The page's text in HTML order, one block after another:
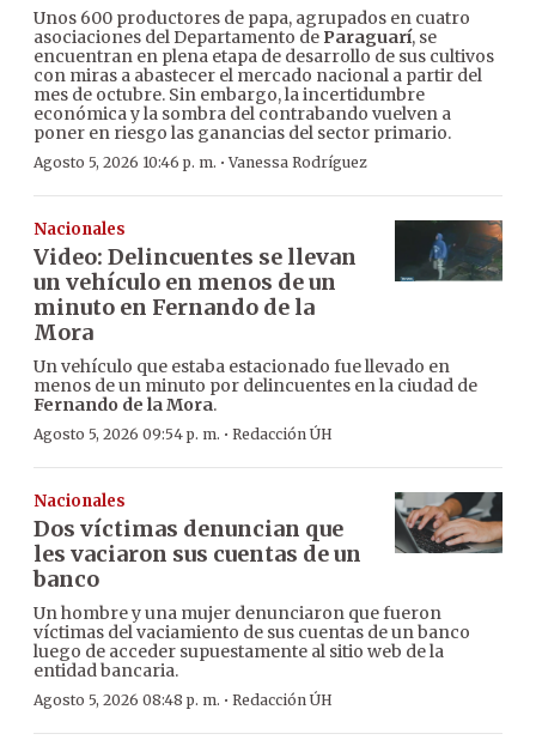
Unos 600 productores de papa, agrupados en cuatro
asociaciones del Departamento de Paraguarí, se
encuentran en plena etapa de desarrollo de sus cultivos
con miras a abastecer el mercado nacional a partir del
mes de octubre. Sin embargo, la incertidumbre
económica y la sombra del contrabando vuelven a
poner en riesgo las ganancias del sector primario.
Agosto 5, 2026 10:46 p. m. ·Vanessa Rodríguez
Nacionales
Video: Delincuentes se llevan
un vehículo en menos de un
minuto en Fernando de la
Mora
Un vehículo que estaba estacionado fue llevado en
menos de un minuto por delincuentes en la ciudad de
Fernando de la Mora.
Agosto 5, 2026 09:54 p. m. · Redacción ÚH
Nacionales
Dos víctimas denuncian que
les vaciaron sus cuentas de un
banco
Un hombre y una mujer denunciaron que fueron
víctimas del vaciamiento de sus cuentas de un banco
luego de acceder supuestamente al sitio web de la
entidad bancaria.
Agosto 5, 2026 08:48 p. m. · Redacción ÚH